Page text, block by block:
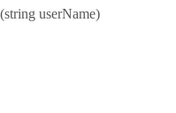
userName)